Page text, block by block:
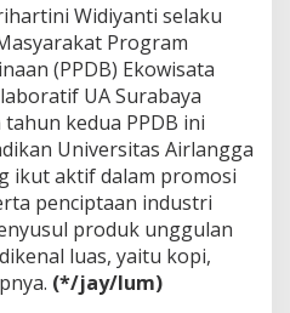
Widiyanti selaku
Program
(PPDB) Ekowisata
UA Surabaya
kedua PPDB ini
Universitas Airlangga
ikut aktif dalam promosi
penciptaan industri
produk unggulan
luas, yaitu kopi,
(*/jay/lum)